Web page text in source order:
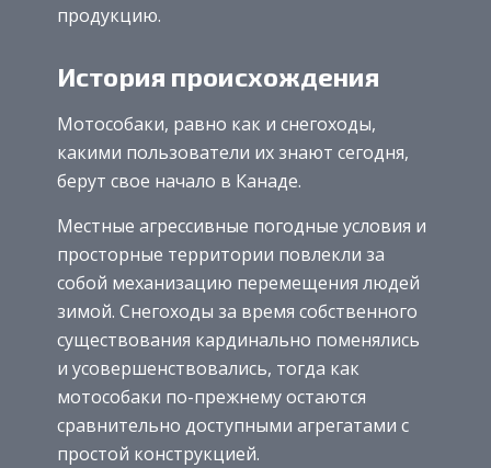
продукцию.
История происхождения
Мотособаки, равно как и снегоходы,
какими пользователи их знают сегодня,
берут свое начало в Канаде.
Местные агрессивные погодные условия и
просторные территории повлекли за
собой механизацию перемещения людей
зимой. Снегоходы за время собственного
существования кардинально поменялись
и усовершенствовались, тогда как
мотособаки по-прежнему остаются
сравнительно доступными агрегатами с
простой конструкцией.